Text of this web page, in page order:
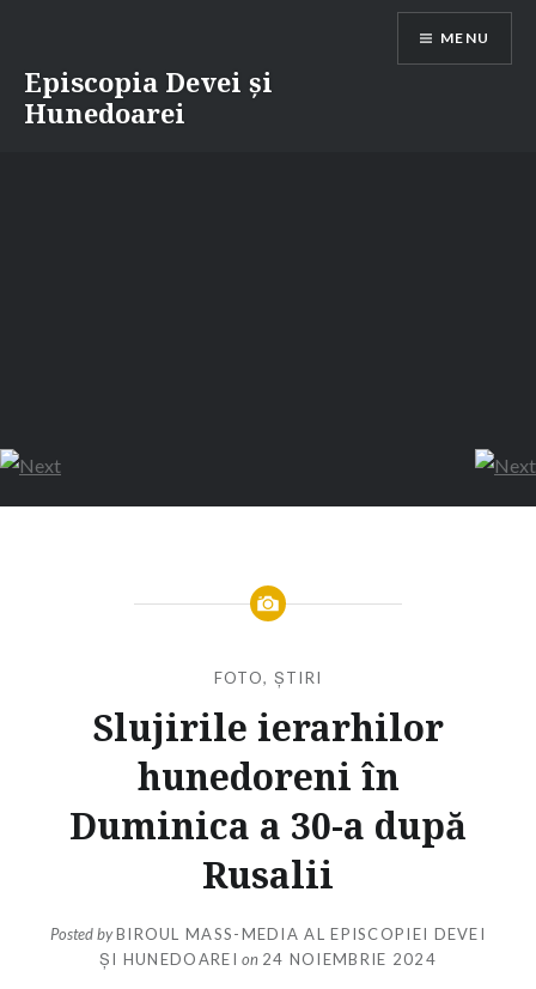
content
Episcopia Devei și
Hunedoarei
MENU
FOTO, ȘTIRI
Slujirile ierarhilor
hunedoreni în
Duminica a 30-a după
Rusalii
Posted byBIROUL MASS-MEDIA AL EPISCOPIEI DEVEI
ȘI HUNEDOAREI on 24 NOIEMBRIE 2024